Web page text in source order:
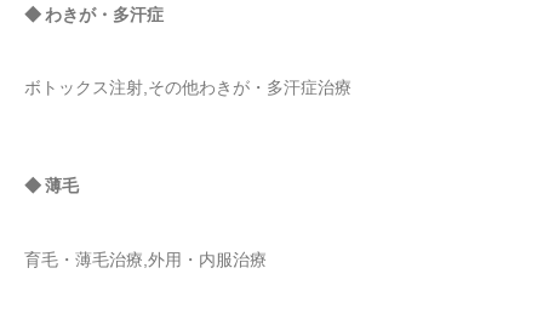
◆ わきが・多汗症
ボトックス注射,その他わきが・多汗症治療
◆ 薄毛
育毛・薄毛治療,外用・内服治療